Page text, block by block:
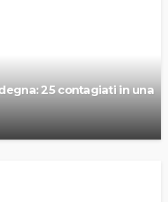
25 contagiati in una